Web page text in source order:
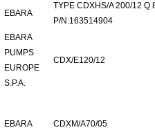
EBARA
TYPE CDXHS/A 200/12 Q
P/N:163514904
EBARA
PUMPS
EUROPE
S.P.A.
CDX/E120/12
EBARA CDXM/A70/05